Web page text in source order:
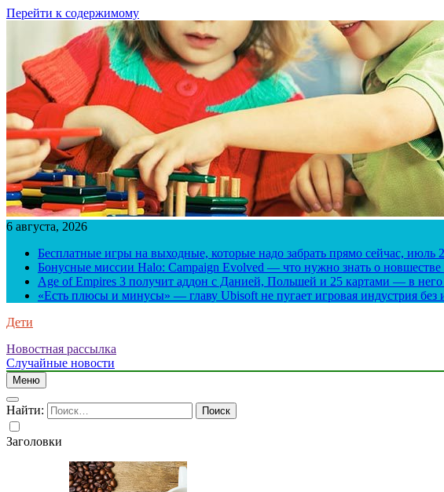
Перейти к содержимому
6 августа, 2026
Бесплатные игры на выходные, которые надо забрать прямо сейчас, июль
Бонусные миссии Halo: Campaign Evolved — что нужно знать о новшестве
Age of Empires 3 получит аддон с Данией, Польшей и 25 картами — в
«Есть плюсы и минусы» — главу Ubisoft не пугает игровая индустрия без
Дети
Новостная рассылка
Случайные новости
Меню
Найти:
Заголовки